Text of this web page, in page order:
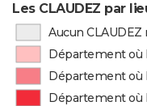
Les CLAUDEZ par
Aucun
Département où
Département où
Département où